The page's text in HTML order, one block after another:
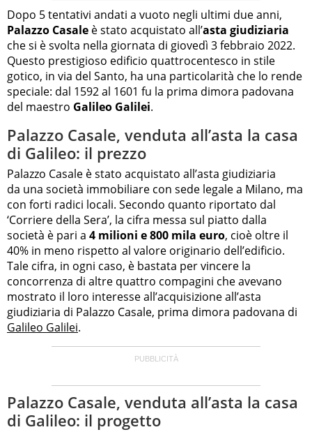
Dopo 5 tentativi andati a vuoto negli ultimi due anni,
Palazzo Casale è stato acquistato all’asta giudiziaria
che si è svolta nella giornata di giovedì 3 febbraio 2022.
Questo prestigioso edificio quattrocentesco in stile
gotico, in via del Santo, ha una particolarità che lo rende
speciale: dal 1592 al 1601 fu la prima dimora padovana
del maestro Galileo Galilei.
Palazzo Casale, venduta all’asta la casa
di Galileo: il prezzo
Palazzo Casale è stato acquistato all’asta giudiziaria
da una società immobiliare con sede legale a Milano, ma
con forti radici locali. Secondo quanto riportato dal
‘Corriere della Sera’, la cifra messa sul piatto dalla
società è pari a 4 milioni e 800 mila euro, cioè oltre il
40% in meno rispetto al valore originario dell’edificio.
Tale cifra, in ogni caso, è bastata per vincere la
concorrenza di altre quattro compagini che avevano
mostrato il loro interesse all’acquisizione all’asta
giudiziaria di Palazzo Casale, prima dimora padovana di
Galileo Galilei.
Palazzo Casale, venduta all’asta la casa
di Galileo: il progetto